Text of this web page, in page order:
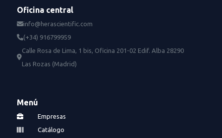
Oficina central
info@herascientific.com
(+34) 916799959
Calle Rosa de Lima, 1 bis, Oficina 201-02 Edif. Alba 28290
Las Rozas (Madrid)
Menú
Empresas
Catálogo